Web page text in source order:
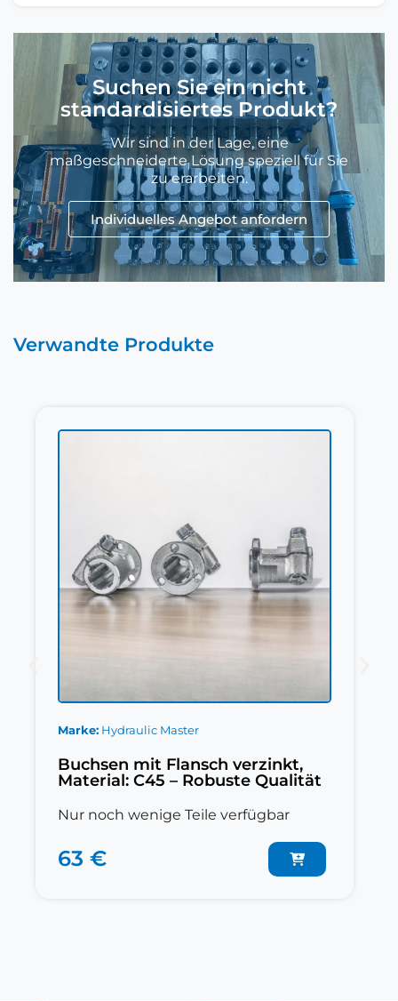
Suchen Sie ein nicht
standardisiertes Produkt?
Wir sind in der Lage, eine
maßgeschneiderte Lösung speziell für Sie
zu erarbeiten.
Individuelles Angebot anfordern
Verwandte Produkte
Marke Hydraulic Master
Buchsen mit Flansch verzinkt,
Material: C45 – Robuste Qualität
Nur noch wenige Teile verfügbar
63 €